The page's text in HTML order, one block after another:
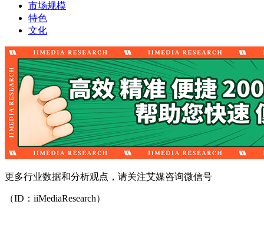
市场规模
特色
文化
更多行业数据和分析观点，请关注艾媒咨询微信号
（ID：iiMediaResearch）